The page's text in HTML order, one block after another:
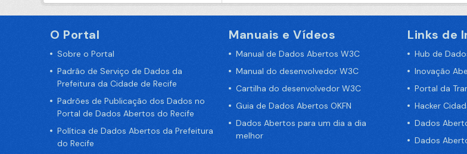
O Portal
Sobre o Portal
Padrão de Serviço de Dados da
Prefeitura da Cidade de Recife
Padrões de Publicação dos Dados no
Portal de Dados Abertos do Recife
Política de Dados Abertos da Prefeitura
do Recife
Manuais e Vídeos
Manual de Dados Abertos W3C
Manual do desenvolvedor W3C
Cartilha do desenvolvedor W3C
Guia de Dados Abertos OKFN
Dados Abertos para um dia a dia
melhor
Links de
Hub de
Inovação
Portal da
Hacker
Dados
Dados